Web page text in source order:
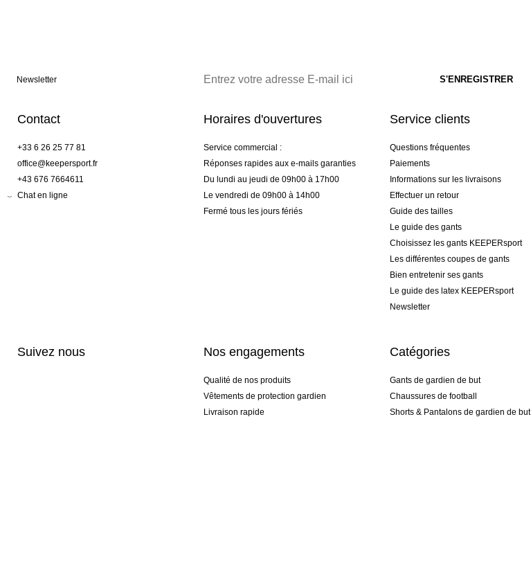
Newsletter
Contact
+33 6 26 25 77 81
office@keepersport.fr
+43 676 7664611
Chat en ligne
Horaires d'ouvertures
Service commercial :
Réponses rapides aux e-mails garanties
Du lundi au jeudi de 09h00 à 17h00
Le vendredi de 09h00 à 14h00
Fermé tous les jours fériés
Service clients
Questions fréquentes
Paiements
Informations sur les livraisons
Effectuer un retour
Guide des tailles
Le guide des gants
Choisissez les gants KEEPERsport
Les différentes coupes de gants
Bien entretenir ses gants
Le guide des latex KEEPERsport
Newsletter
Suivez nous Nos engagements
Qualité de nos produits
Vêtements de protection gardien
Livraison rapide
Catégories
Gants de gardien de but
Chaussures de football
Shorts & Pantalons de gardien de but